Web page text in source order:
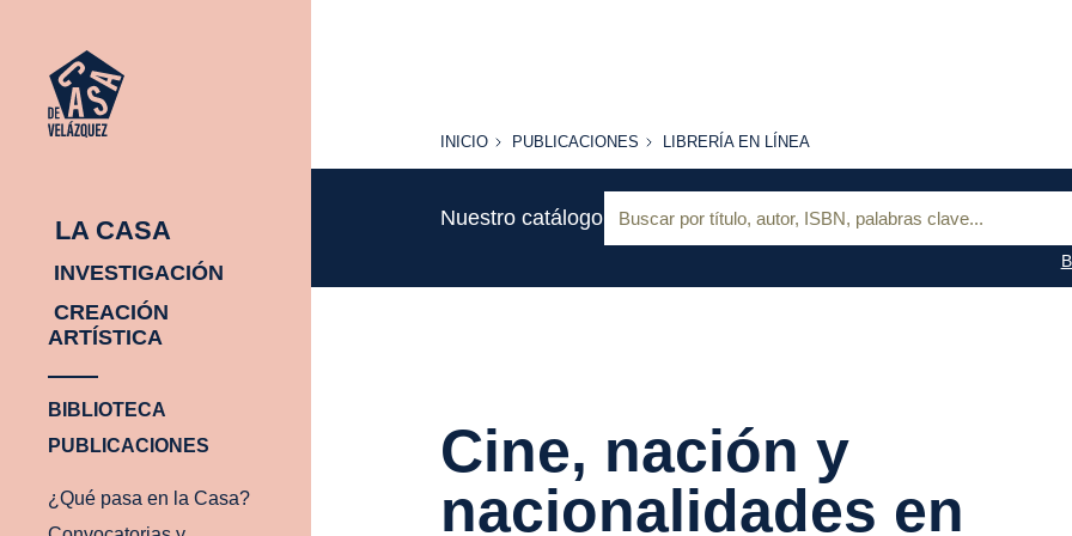
LA CASA
INVESTIGACIÓN
CREACIÓN
ARTÍSTICA
BIBLIOTECA
PUBLICACIONES
¿Qué pasa en la Casa?
INICIO
INICIO PUBLICACIONES
PUBLICACIONES
LIBRERÍA
LÍNEA
LIBRERÍA EN LÍNEA
Nuestro catálogo
Cine, nación y
nacionalidades en